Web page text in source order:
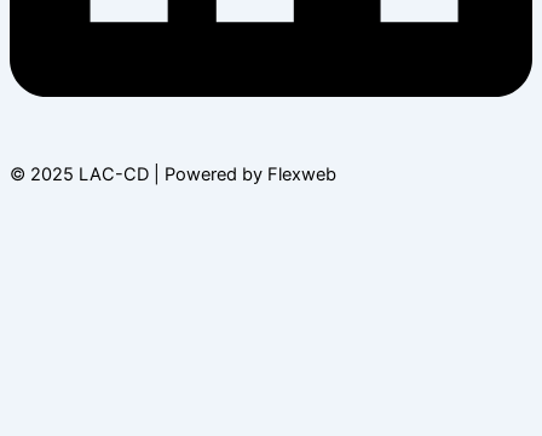
© 2025 LAC-CD | Powered by Flexweb